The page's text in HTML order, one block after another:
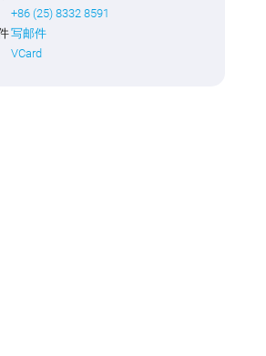
+86 (25) 8332 8591
写邮件
VCard